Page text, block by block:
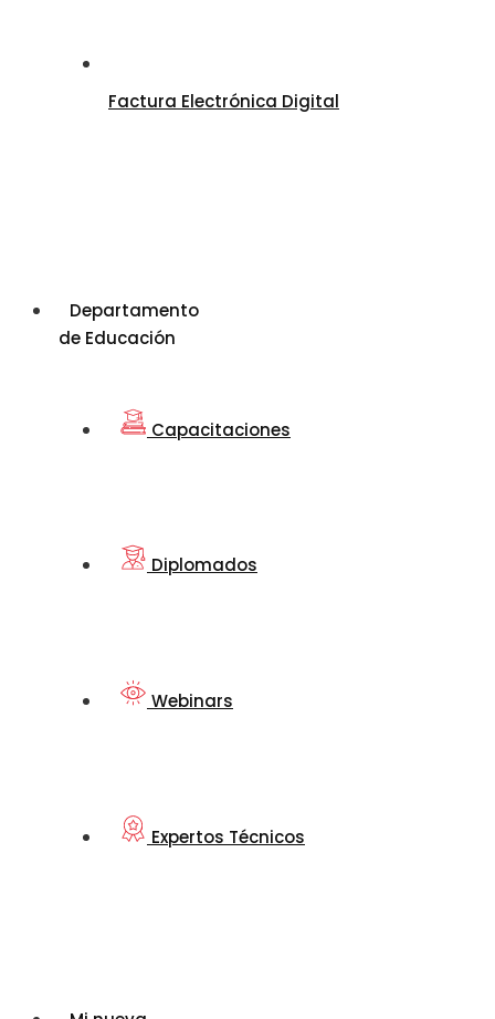
Factura Electrónica Digital
Departamento
de Educación
Capacitaciones
Diplomados
Webinars
Expertos Técnicos